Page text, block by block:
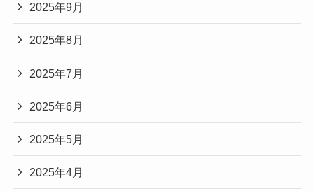
2025年9月
2025年8月
2025年7月
2025年6月
2025年5月
2025年4月